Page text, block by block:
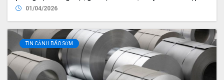
pháp01/04/2026
TIN CẢNH BÁO SỚM